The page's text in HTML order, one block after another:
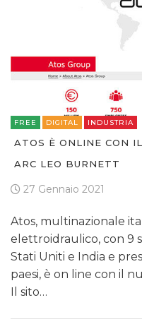
RICERCHE
PREVISIONI/SCENARI
NORMATIVE
TREND
CASE HISTORY
OPINIONI
FREE DIGITAL INDUSTRIA
ATOS È ONLINE CON
ARC LEO BURNETT
27 Gennaio 2021
Atos, multinazionale
elettroidraulico, con 9
Stati Uniti e India e
paesi, è on line con il
Il sito…